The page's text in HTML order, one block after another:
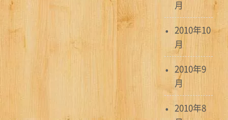
月
2010年10
月
2010年9
月
2010年8